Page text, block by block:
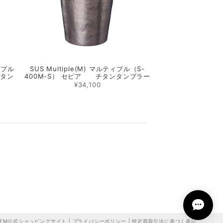
ル
ン
SUS Multiple(M) マルティプル（S-
400M-S） セピア チタンタンブラー
¥34,100
公式ショッピングサイト | プライバシーポリシー |特定商取引法に基づく表記